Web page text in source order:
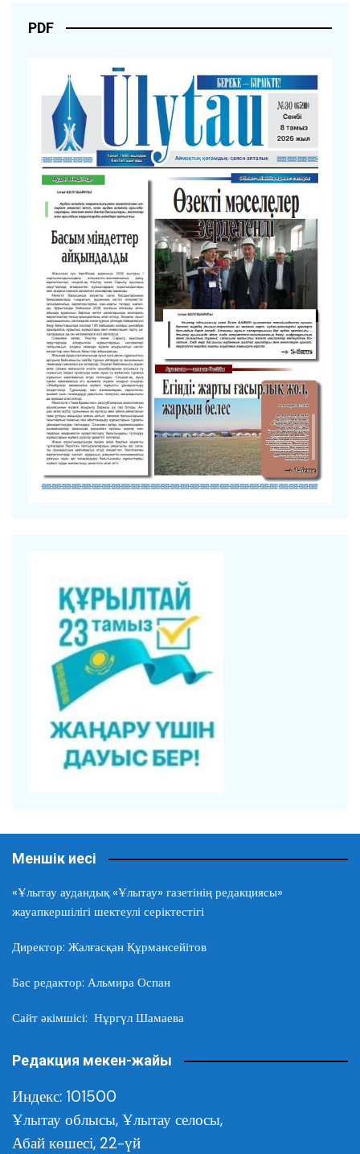
PDF
Меншік иесі
«Ұлытау аудандық «Ұлытау» газетінің редакциясы»
жауапкершілігі шектеулі серіктестігі
Директор: Жалғасқан Құрмансейітов
Бас редактор: Альмира Оспан
Сайт әкімшісі: Нұргүл Шамаева
Редакция мекен-жайы
Индекс: 101500
Ұлытау облысы, Ұлытау селосы,
Абай көшесі, 22-үй